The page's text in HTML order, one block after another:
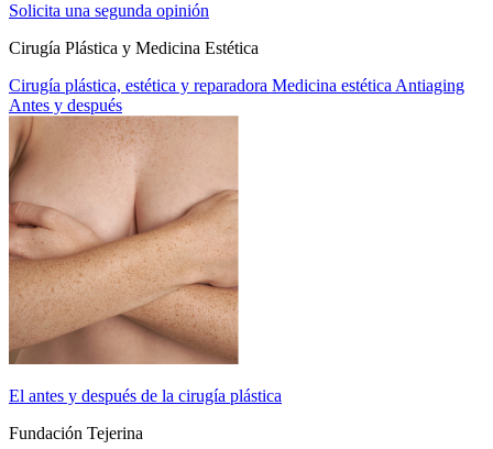
Solicita una segunda opinión
Cirugía Plástica y Medicina Estética
Cirugía plástica, estética y reparadora Medicina estética Antiaging
Antes y después
El antes y después de la cirugía plástica
Fundación Tejerina